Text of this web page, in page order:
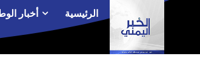
الرئيسية أخبار